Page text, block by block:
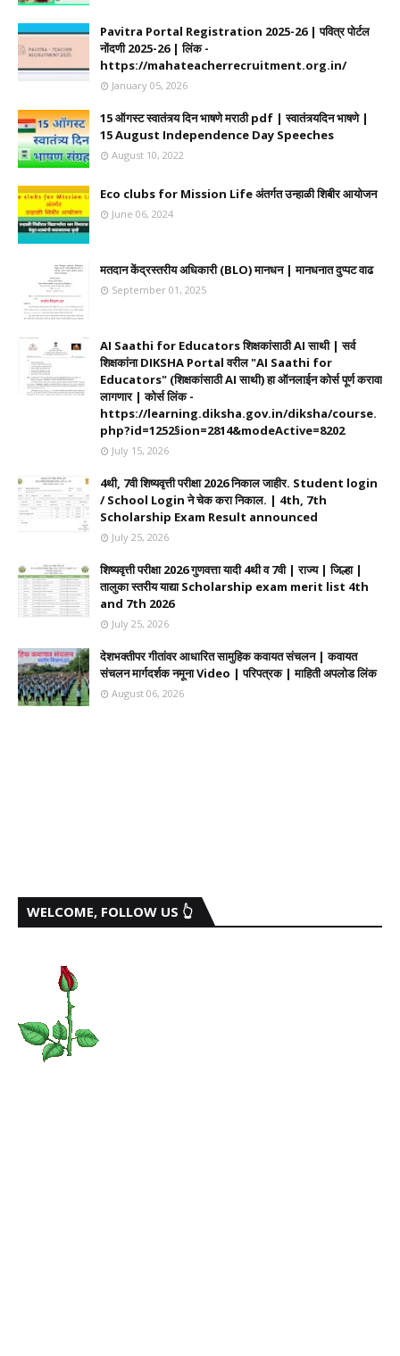
Pavitra Portal Registration 2025-26 | पवित्र पोर्टल
नोंदणी 2025-26 | लिंक -
https://mahateacherrecruitment.org.in/
January 05, 2026
15 ऑगस्ट स्वातंत्र्य दिन भाषणे मराठी pdf | स्वातंत्र्यदिन भाषणे |
15 August Independence Day Speeches
August 10, 2022
Eco clubs for Mission Life अंतर्गत उन्हाळी शिबीर आयोजन
June 06, 2024
मतदान केंद्रस्तरीय अधिकारी (BLO) मानधन | मानधनात दुप्पट वाढ
September 01, 2025
AI Saathi for Educators शिक्षकांसाठी AI साथी | सर्व
शिक्षकांना DIKSHA Portal वरील "AI Saathi for
Educators" (शिक्षकांसाठी AI साथी) हा ऑनलाईन कोर्स पूर्ण करावा
लागणार | कोर्स लिंक -
https://learning.diksha.gov.in/diksha/course.
php?id=1252§ion=2814&modeActive=8202
July 15, 2026
4थी, 7वी शिष्यवृत्ती परीक्षा 2026 निकाल जाहीर. Student login
/ School Login ने चेक करा निकाल. | 4th, 7th
Scholarship Exam Result announced
July 25, 2026
शिष्यवृत्ती परीक्षा 2026 गुणवत्ता यादी 4थी व 7वी | राज्य | जिल्हा |
तालुका स्तरीय याद्या Scholarship exam merit list 4th
and 7th 2026
July 25, 2026
देशभक्तीपर गीतांवर आधारित सामुहिक कवायत संचलन | कवायत
संचलन मार्गदर्शक नमूना Video | परिपत्रक | माहिती अपलोड लिंक
August 06, 2026
WELCOME, FOLLOW US 👆